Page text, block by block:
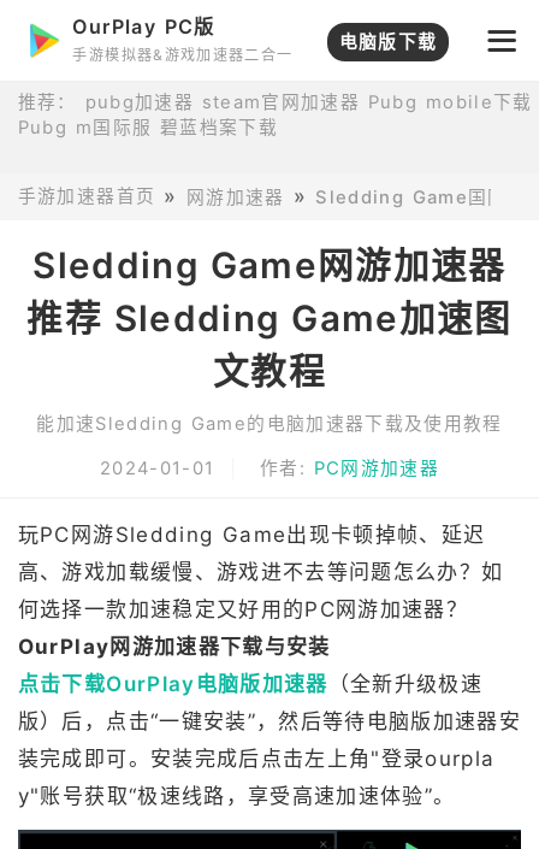
OurPlay PC版
手游模拟器&游戏加速器二合一
电脑版下载
推荐： pubg加速器 steam官网加速器
Pubg mobile下载
Pubg m国际服 碧蓝档案下载
手游加速器首页 网游加速器 Sledding Game国际服
Sledding Game网游加速器
推荐 Sledding Game加速图
文教程
能加速Sledding Game的电脑加速器下载及使用教程
2024-01-01 作者: PC网游加速器
玩PC网游Sledding Game出现卡顿掉帧、延迟
高、游戏加载缓慢、游戏进不去等问题怎么办？如
何选择一款加速稳定又好用的PC网游加速器？
OurPlay网游加速器下载与安装
点击下载OurPlay电脑版加速器 （全新升级极速
版）后，点击“一键安装”，然后等待电脑版加速器安
装完成即可。安装完成后点击左上角"登录ourpla
y"账号获取“极速线路，享受高速加速体验”。